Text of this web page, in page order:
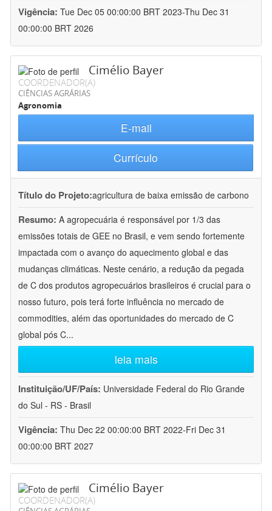
Vigência: Tue Dec 05 00:00:00 BRT 2023-Thu Dec 31
00:00:00 BRT 2026
Cimélio Bayer
COORDENADOR(A)
CIÊNCIAS AGRÁRIAS
Agronomia
E-mail
Currículo
Título do Projeto:agricultura de baixa emissão de carbono
Resumo: A agropecuária é responsável por 1/3 das
emissões totais de GEE no Brasil, e vem sendo fortemente
impactada com o avanço do aquecimento global e das
mudanças climáticas. Neste cenário, a redução da pegada
de C dos produtos agropecuários brasileiros é crucial para o
nosso futuro, pois terá forte influência no mercado de
commodities, além das oportunidades do mercado de C
global pós C...
leia mais
Instituição/UF/País: Universidade Federal do Rio Grande
do Sul - RS - Brasil
Vigência: Thu Dec 22 00:00:00 BRT 2022-Fri Dec 31
00:00:00 BRT 2027
Cimélio Bayer
COORDENADOR(A)